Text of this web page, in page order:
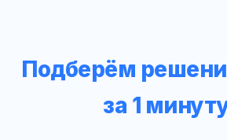
Подберём
за 1